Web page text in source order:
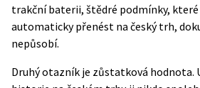
trakční baterii, štědré podmínky, které
automaticky přenést na český trh,
nepůsobí.
Druhý otazník je zůstatková hodnota.